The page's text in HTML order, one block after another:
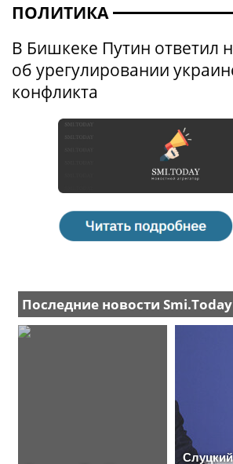
ПОЛИТИКА
В Бишкеке Путин ответил
об урегулировании
конфликта